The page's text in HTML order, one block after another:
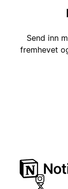
Send inn
fremhevet